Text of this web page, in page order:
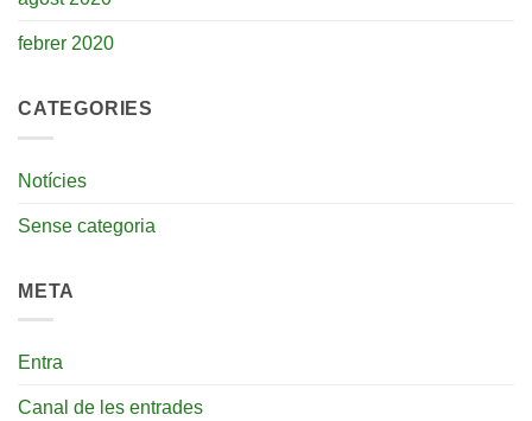
febrer 2020
CATEGORIES
Notícies
Sense categoria
META
Entra
Canal de les entrades